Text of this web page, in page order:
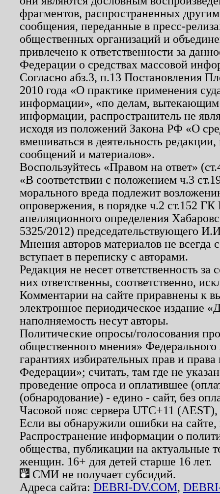
фрагментов, распространенных
сообщения, переданные в пресс-
общественных организаций и
привлечено к ответственности за
Федерации о средствах массовой
Согласно абз.3, п.13 Постановления
2010 года «О практике применения
информации», «по делам, вытекающим
информации, распространитель не
исходя из положений Закона РФ «О
вмешиваться в деятельность
сообщений и материалов».
Воспользуйтесь «Правом на ответ»
«В соответствии с положением ч.3
морального вреда подлежит
опровержения, в порядке ч.2 ст.152
апелляционного определения
5325/2012) председательствующего
Мнения авторов материалов не
вступает в переписку с авторами.
Редакция не несет ответственность
них ответственны, соответственно,
Комментарии на сайте приравнены к
электронное периодическое издание
наполняемость несут авторы.
Политические опросы/голосования
общественного мнения»
гарантиях избирательных прав и
Федерации»; считать, там где не
проведение опроса и оплатившее
(обнародование) - едино - сайт, без
Часовой пояс сервера UTC+11
Если вы обнаружили ошибки на
Распространение информации о
общества, публикации на актуальные
женщин. 16+ для детей старше 16 лет.
СМИ не получает субсидий.
Адреса сайта: DEBRI-DV.COM,